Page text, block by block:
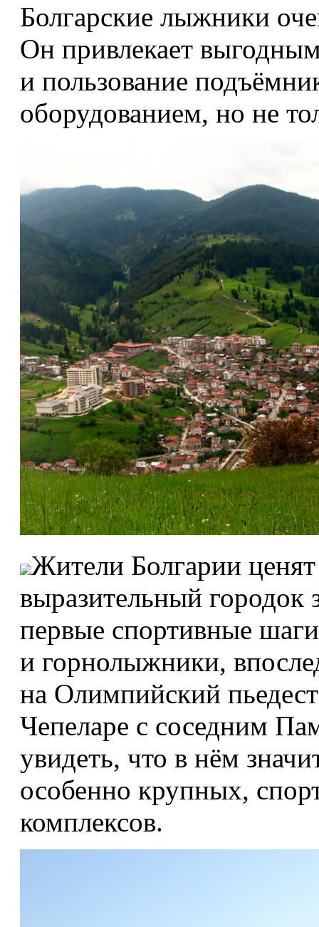
Болгарские лыжники
Он привлекает
и пользование
оборудованием, но не
Жители Болгарии
выразительный городок
первые спортивные
и горнолыжники,
на Олимпийский
Чепеларе с соседним
увидеть, что в нём
особенно крупных,
комплексов.